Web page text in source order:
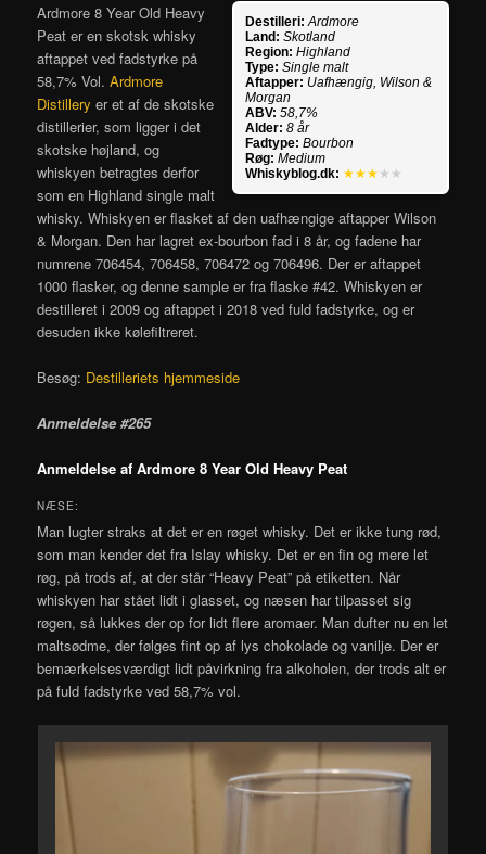
Destilleri: Ardmore
Land: Skotland
Region: Highland
Type: Single malt
Aftapper: Uafhængig, Wilson &
Morgan
ABV: 58,7%
Alder: 8 år
Fadtype: Bourbon
Røg: Medium
Whiskyblog.dk: ★★★ ★★
Ardmore 8 Year Old Heavy
Peat er en skotsk whisky
aftappet ved fadstyrke på
58,7% Vol.Ardmore
Distillery er et af de skotske
distillerier, som ligger i det
skotske højland, og
whiskyen betragtes derfor
som en Highland single malt
whisky. Whiskyen er flasket af den uafhængige aftapper Wilson
& Morgan. Den har lagret ex-bourbon fad i 8 år, og fadene har
numrene 706454, 706458, 706472 og 706496. Der er aftappet
1000 flasker, og denne sample er fra flaske #42. Whiskyen er
destilleret i 2009 og aftappet i 2018 ved fuld fadstyrke, og er
desuden ikke kølefiltreret.
Besøg: Destilleriets hjemmeside
Anmeldelse #265
Anmeldelse af Ardmore 8 Year Old Heavy Peat
NÆSE:
Man lugter straks at det er en røget whisky. Det er ikke tung rød,
som man kender det fra Islay whisky. Det er en fin og mere let
røg, på trods af, at der står “Heavy Peat” på etiketten. Når
whiskyen har stået lidt i glasset, og næsen har tilpasset sig
røgen, så lukkes der op for lidt flere aromaer. Man dufter nu en let
maltsødme, der følges fint op af lys chokolade og vanilje. Der er
bemærkelsesværdigt lidt påvirkning fra alkoholen, der trods alt er
på fuld fadstyrke ved 58,7% vol.